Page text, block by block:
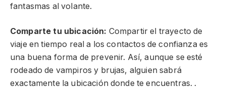
fantasmas al volante.
Comparte tu ubicación: Compartir el trayecto de
viaje en tiempo real a los contactos de confianza es
una buena forma de prevenir. Así, aunque se esté
rodeado de vampiros y brujas, alguien sabrá
exactamente la ubicación donde te encuentras. .